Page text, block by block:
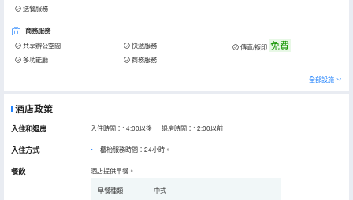
送餐服務
商務服務
共享辦公空間 快遞服務 傳真/複印 免費
多功能廳 商務服務
全部設施
酒店政策
入住和退房 入住時間：14:00以後 退房時間：12:00以前
入住方式 櫃枱服務時間：24小時。
餐飲 酒店提供早餐。
早餐種類
中式